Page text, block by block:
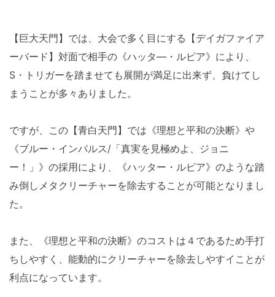
【巨大天門】では、大会で多く目にする【デイガファイア
ーバード】対面で相手の《ハッタ―・ルピア》により、
S・トリガーを踏ませても展開が満足に出来ず、負けてし
まうことが多々ありました。
ですが、この【青白天門】では《理想と平和の決断》や
《ブルー・インパルス/「真実を見極めよ、ジョニ
ー！」》の採用により、《ハッター・ルピア》のような踏
み倒しメタクリーチャーを除去することが可能となりまし
た。
また、《理想と平和の決断》のコストは４であるため手打
ちしやすく、能動的にクリーチャーを除去しやすイことが
利点になっています。